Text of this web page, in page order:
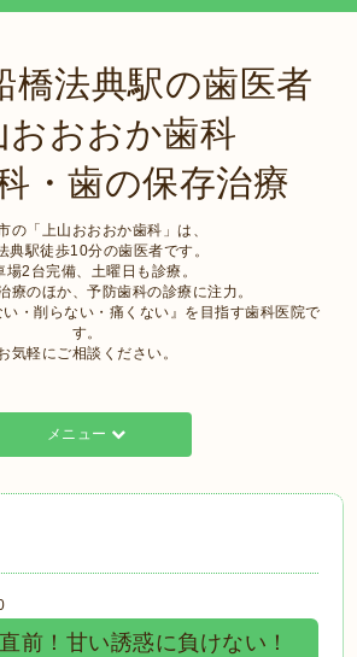
橋法典駅の歯医者
おおおか歯科
・歯の保存治療
の「上山おおおか歯科」は、
典駅徒歩10分の歯医者です。
場2台完備、土曜日も診療。
療のほか、予防歯科の診療に注力。
い・削らない・痛くない』を目指す歯科医院で
す。
気軽にご相談ください。
メニュー
前！甘い誘惑に負けない！